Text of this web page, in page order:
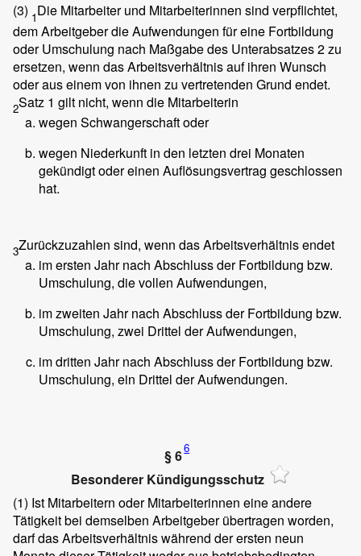
(3) 1Die Mitarbeiter und Mitarbeiterinnen sind verpflichtet,
dem Arbeitgeber die Aufwendungen für eine Fortbildung
oder Umschulung nach Maßgabe des Unterabsatzes 2 zu
ersetzen, wenn das Arbeitsverhältnis auf ihren Wunsch
oder aus einem von ihnen zu vertretenden Grund endet.
2Satz 1 gilt nicht, wenn die Mitarbeiterin
wegen Schwangerschaft oder
wegen Niederkunft in den letzten drei Monaten
gekündigt oder einen Auflösungsvertrag geschlossen
hat.
3Zurückzuzahlen sind, wenn das Arbeitsverhältnis endet
im ersten Jahr nach Abschluss der Fortbildung bzw.
Umschulung, die vollen Aufwendungen,
im zweiten Jahr nach Abschluss der Fortbildung bzw.
Umschulung, zwei Drittel der Aufwendungen,
im dritten Jahr nach Abschluss der Fortbildung bzw.
Umschulung, ein Drittel der Aufwendungen.
§ 66
Besonderer Kündigungsschutz
(1) Ist Mitarbeitern oder Mitarbeiterinnen eine andere
Tätigkeit bei demselben Arbeitgeber übertragen worden,
darf das Arbeitsverhältnis während der ersten neun